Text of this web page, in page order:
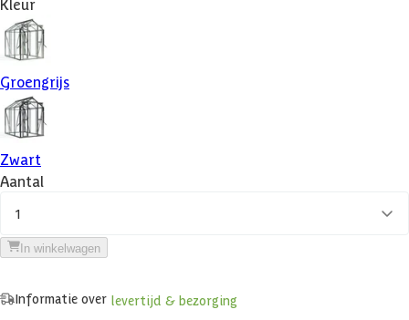
Kleur
Groengrijs
Zwart
Aantal
1
In winkelwagen
Informatie over levertijd & bezorging